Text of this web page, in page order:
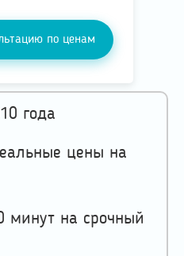
по ценам
года
цены на
минут на срочный